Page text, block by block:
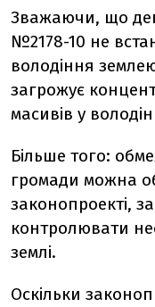
Зважаючи, що
№2178-10 не
володіння
загрожує
масивів у
Більше того:
громади можна
законопроекті,
контролювати
землі.
Оскільки